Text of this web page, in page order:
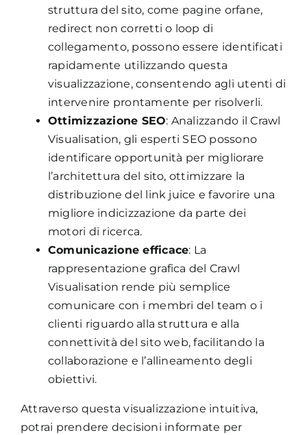
struttura del sito, come pagine orfane,
redirect non corretti o loop di
collegamento, possono essere identificati
rapidamente utilizzando questa
visualizzazione, consentendo agli utenti di
intervenire prontamente per risolverli.
Ottimizzazione SEO: Analizzando il Crawl
Visualisation, gli esperti SEO possono
identificare opportunità per migliorare
l’architettura del sito, ottimizzare la
distribuzione del link juice e favorire una
migliore indicizzazione da parte dei
motori di ricerca.
Comunicazione efficace: La
rappresentazione grafica del Crawl
Visualisation rende più semplice
comunicare con i membri del team o i
clienti riguardo alla struttura e alla
connettività del sito web, facilitando la
collaborazione e l’allineamento degli
obiettivi.
Attraverso questa visualizzazione intuitiva,
potrai prendere decisioni informate per